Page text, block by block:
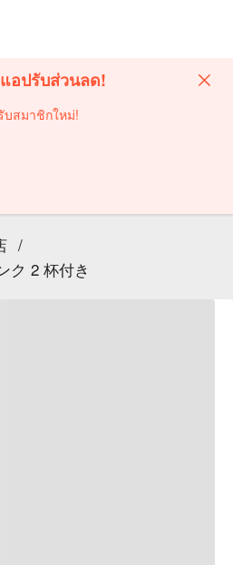
อปรับส่วนลด!
บสมาชิกใหม่!
/
ク 2 杯付き